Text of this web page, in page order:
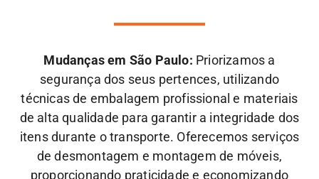
Mudanças em São Paulo: Priorizamos a
segurança dos seus pertences, utilizando
técnicas de embalagem profissional e materiais
de alta qualidade para garantir a integridade dos
itens durante o transporte. Oferecemos serviços
de desmontagem e montagem de móveis,
proporcionando praticidade e economizando